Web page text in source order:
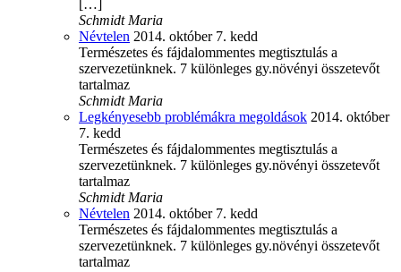
[…]
Schmidt Maria
Névtelen 2014. október 7. kedd
Természetes és fájdalommentes megtisztulás a
szervezetünknek. 7 különleges gy.növényi összetevőt
tartalmaz
Schmidt Maria
Legkényesebb problémákra megoldások 2014. október
7. kedd
Természetes és fájdalommentes megtisztulás a
szervezetünknek. 7 különleges gy.növényi összetevőt
tartalmaz
Schmidt Maria
Névtelen 2014. október 7. kedd
Természetes és fájdalommentes megtisztulás a
szervezetünknek. 7 különleges gy.növényi összetevőt
tartalmaz